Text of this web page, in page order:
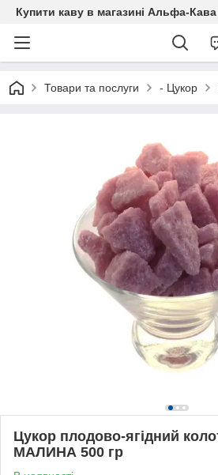
Купити каву в магазині Альфа-Кава
Товари та послуги - Цукор
Цукор плодово-ягідний
МАЛИНА 500 гр